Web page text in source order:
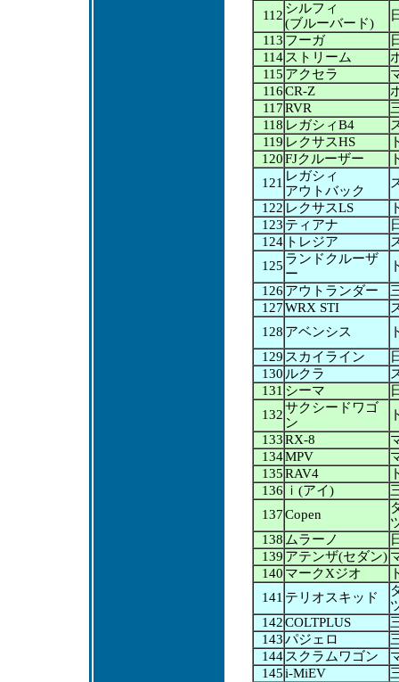
112 シルフィ
(ブルーバード)
113 フーガ
114 ストリーム
115 アクセラ
116CR-Z
117RVR
118 レガシィB4
119 レクサスHS
120FJクルーザー
121 レガシィ
アウトバック
122 レクサスLS
123 ティアナ
124 トレジア
125 ランドクルーザ
ー
126 アウトランダー
127WRX STI
128 アベンシス
129 スカイライン
130 ルクラ
131 シーマ
132サクシードワゴ
ン
133RX-8
134MPV
135RAV4
136 ｉ(アイ)
137Copen
138 ムラーノ
139 アテンザ(セダン)
140 マークXジオ
141 テリオスキッド
142COLTPLUS
143パジェロ
144 スクラムワゴン
145i-MiEV